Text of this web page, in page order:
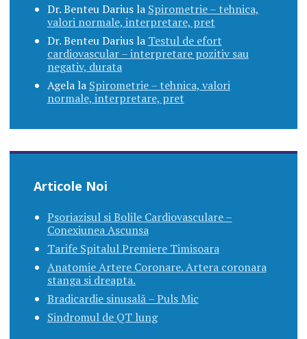
Dr. Benteu Dariusla Spirometrie – tehnica,
valori normale, interpretare, pret
Dr. Benteu Dariusla Testul de efort
cardiovascular – interpretare pozitiv sau
negativ, durata
Agelala Spirometrie – tehnica, valori
normale, interpretare, pret
Articole Noi
Psoriazisul si Bolile Cardiovasculare –
Conexiunea Ascunsa
Tarife Spitalul Premiere Timisoara
Anatomie Artere Coronare. Artera coronara
stanga si dreapta.
Bradicardie sinusală – Puls Mic
Sindromul de QT lung